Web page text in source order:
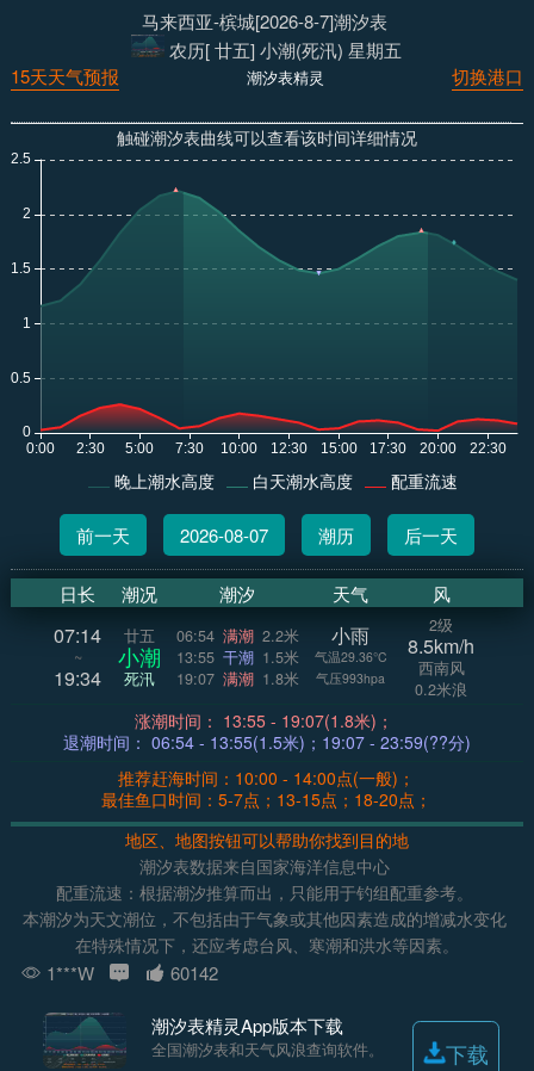
马来西亚-槟城[2026-8-7]潮汐表
农历[ 廿五] 小潮(死汛) 星期五
切换港口
潮汐表精灵
15天天气预报
触碰潮汐表曲线可以查看该时间详细情况
晚上潮水高度 白天潮水高度 配重流速
前一天 2026-08-07 潮历 后一天
日长 潮况 潮汐 天气 风
07:14
~
19:34
廿五
小潮
死汛
06:54 满潮 2.2米
13:55 干潮 1.5米
19:07 满潮 1.8米
小雨
气温29.36°C
气压993hpa
2级
8.5km/h
西南风
0.2米浪
涨潮时间： 13:55 - 19:07(1.8米)；
退潮时间： 06:54 - 13:55(1.5米)；19:07 - 23:59(??分)
推荐赶海时间：10:00 - 14:00点(一般)；
最佳鱼口时间：5-7点；13-15点；18-20点；
地区、地图按钮可以帮助你找到目的地
潮汐表数据来自国家海洋信息中心
配重流速：根据潮汐推算而出，只能用于钓组配重参考。
本潮汐为天文潮位，不包括由于气象或其他因素造成的增减水变化
在特殊情况下，还应考虑台风、寒潮和洪水等因素。
1***W 60142
潮汐表精灵App版本下载
全国潮汐表和天气风浪查询软件。 下载